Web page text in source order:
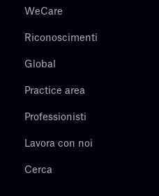
WeCare
Riconoscimenti
Global
Practice area
Professionisti
Lavora con noi
Cerca